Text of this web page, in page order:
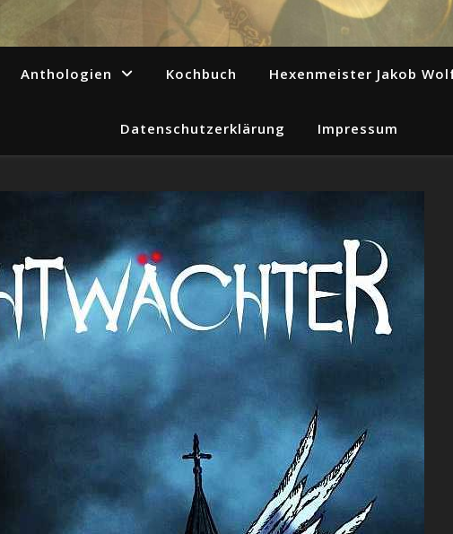
Anthologien Kochbuch Hexenmeister Jakob
Datenschutzerklärung Impressum